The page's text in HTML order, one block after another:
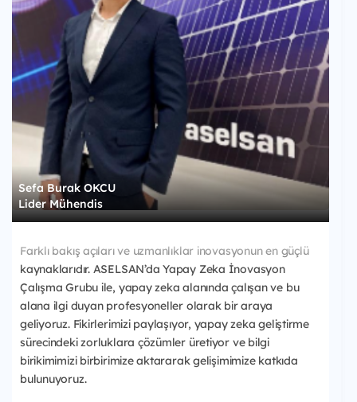
Sefa Burak OKCU
Lider Mühendis
Farklı bakış açıları ve uzmanlıklar inovasyonun en güçlü
kaynaklarıdır. ASELSAN’da Yapay Zeka İnovasyon
Çalışma Grubu ile, yapay zeka alanında çalışan ve bu
alana ilgi duyan profesyoneller olarak bir araya
geliyoruz. Fikirlerimizi paylaşıyor, yapay zeka geliştirme
sürecindeki zorluklara çözümler üretiyor ve bilgi
birikimimizi birbirimize aktararak gelişimimize katkıda
bulunuyoruz.